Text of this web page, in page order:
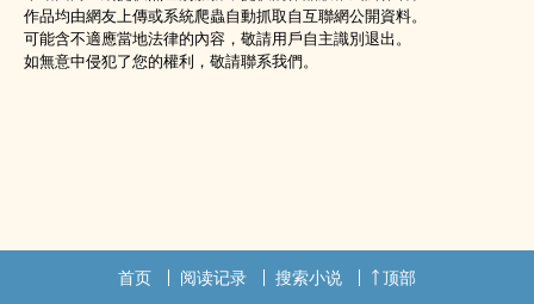
作品均由網友上傳或系統爬蟲自動抓取自互聯網公開資料。
可能含不適應當地法律的內容，敬請用戶自主識別退出。
如無意中侵犯了您的權利，敬請聯系我們。
首页 阅读记录 搜索小说 顶部